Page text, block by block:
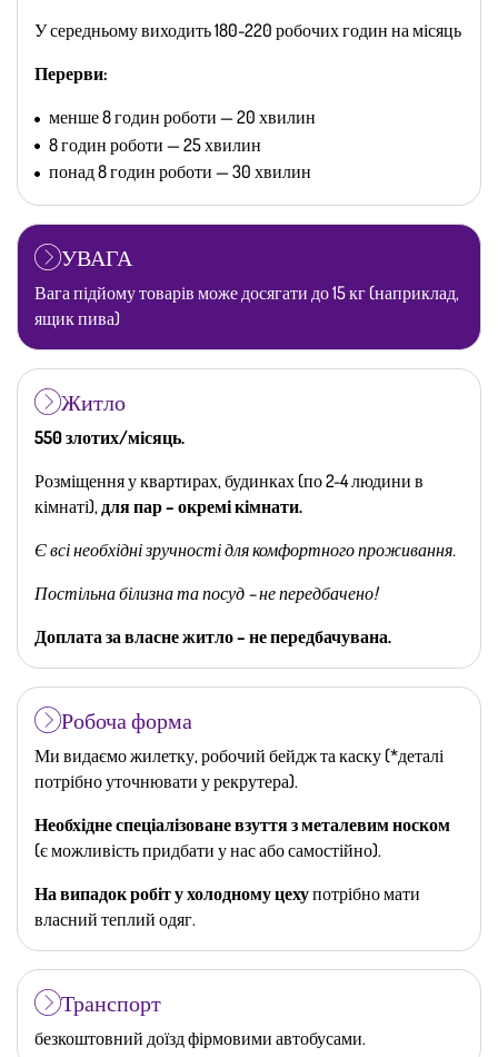
У середньому виходить 180-220 робочих годин на місяць
Перерви:
менше 8 годин роботи — 20 хвилин
8 годин роботи — 25 хвилин
понад 8 годин роботи — 30 хвилин
УВАГА
Вага підйому товарів може досягати до 15 кг (наприклад,
ящик пива)
Житло
550 злотих/місяць.
Розміщення у квартирах, будинках (по 2-4 людини в
кімнаті), для пар – окремі кімнати.
Є всі необхідні зручності для комфортного проживання.
Постільна білизна та посуд – не передбачено!
Доплата за власне житло – не передбачувана.
Робоча форма
Ми видаємо жилетку, робочий бейдж та каску (*деталі
потрібно уточнювати у рекрутера).
Необхідне спеціалізоване взуття з металевим носком
(є можливість придбати у нас або самостійно).
На випадок робіт у холодному цехупотрібно мати
власний теплий одяг.
Транспорт
безкоштовний доїзд фірмовими автобусами.